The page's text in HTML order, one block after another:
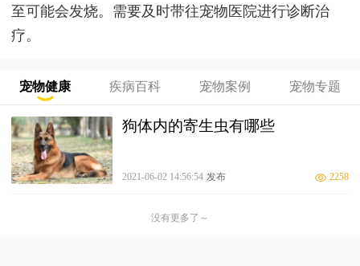
至可能会发烧。需要及时带往宠物医院进行诊断治
疗。
宠物健康 疾病百科 宠物案例 宠物专题
狗体内的寄生虫有哪些
2021-06-02 14:56:54 发布 2258
没有更多了～